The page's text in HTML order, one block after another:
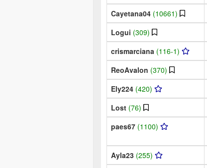
Cayetana04 (10661)
Logui (309)
crismarciana (116-1)
ReoAvalon (370)
Ely224 (420)
Lost (76)
paes67 (1100)
Ayla23 (255)